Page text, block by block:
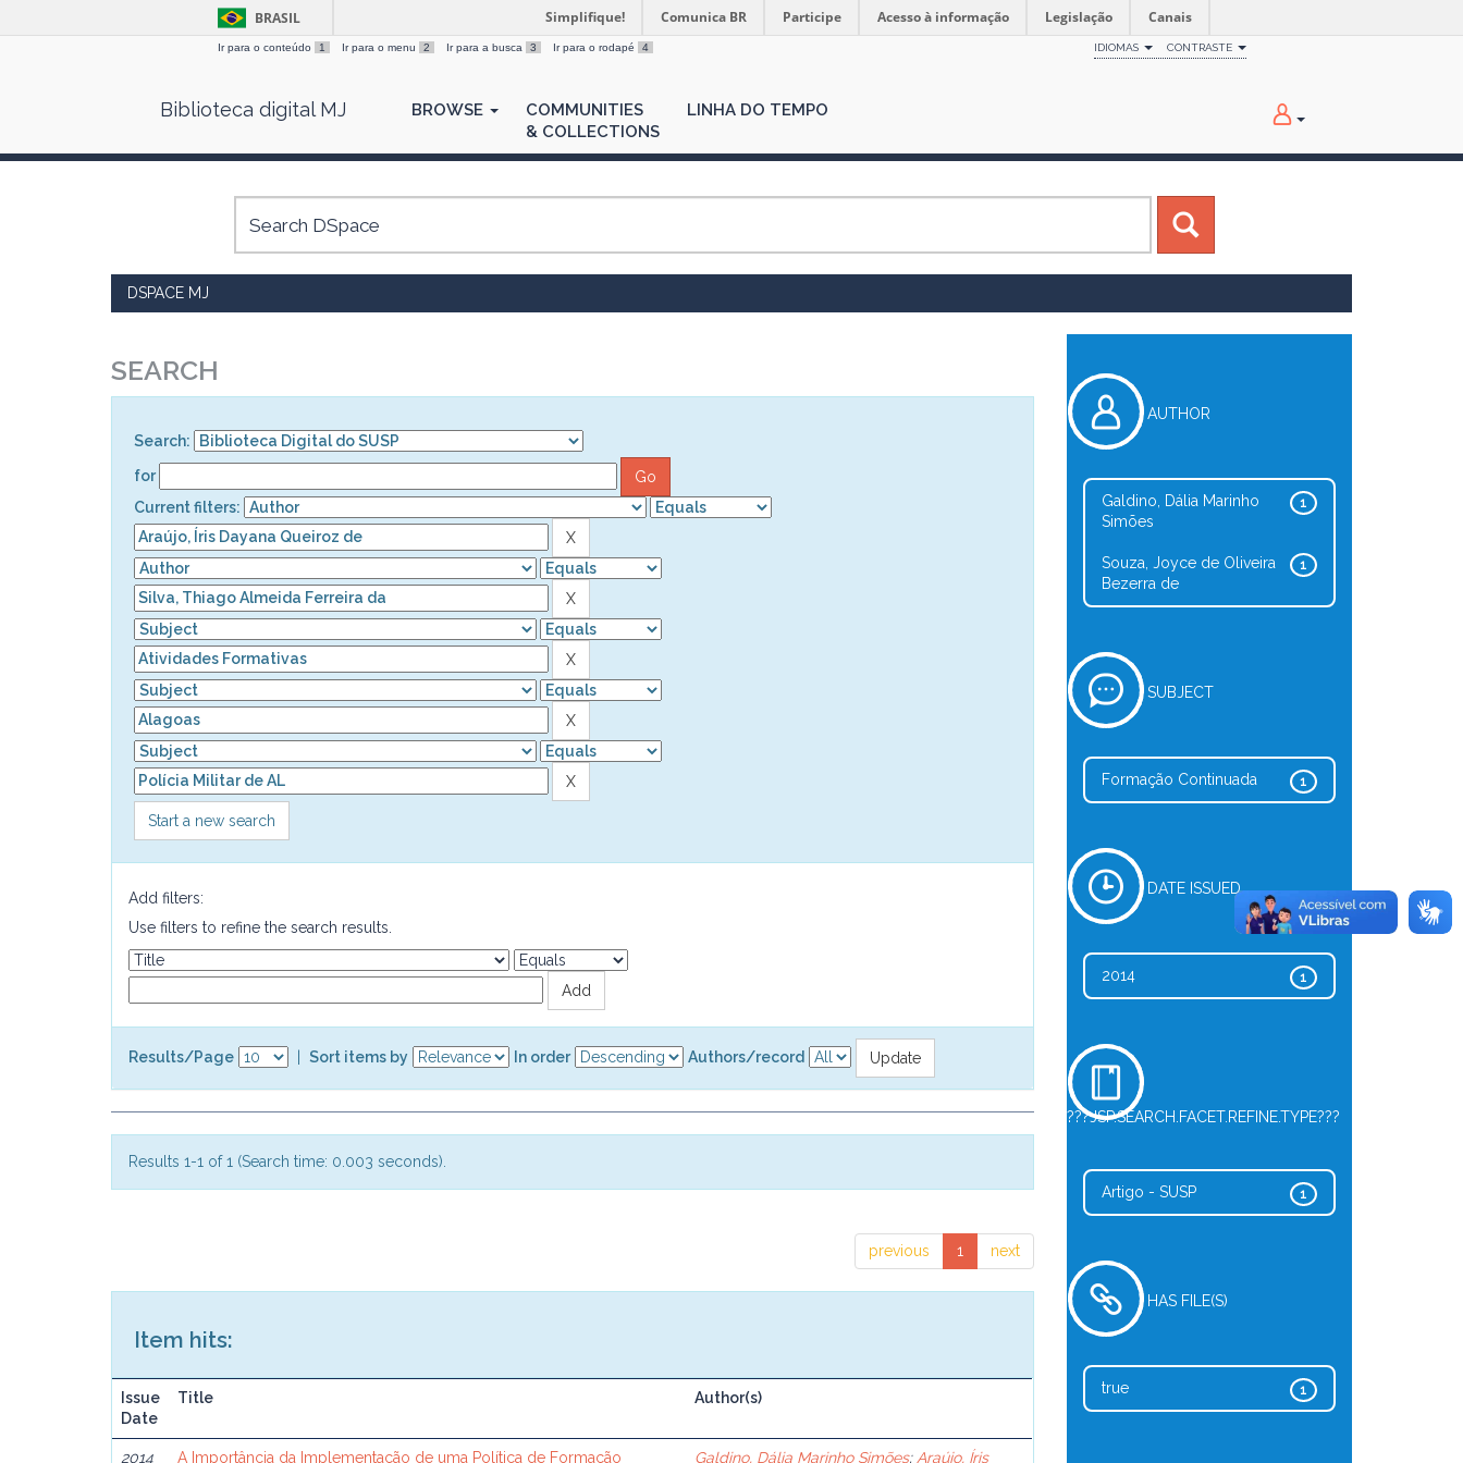
BRASIL Simplifique! Comunica BR Participe Acesso à informação Legislação Canais
Ir para o conteúdo 1 Ir para o menu 2 Ir para a busca 3 Ir para o rodapé 4 IDIOMAS CONTRASTE
Biblioteca digital MJ BROWSE
COMMUNITIES
& COLLECTIONS
LINHA DO TEMPO
DSPACE MJ
SEARCH
Search:
for
Current filters:
Start a new search
Add filters:
Use filters to refine the search results.
Results/Page Sort items by In order Authors/record
Results 1-1 of 1 (Search time: 0.003 seconds).
previous 1 next
Item hits:
Issue
Date
Title Author(s)
2014 A Importância da Implementação de uma Política de Formação Galdino, Dália Marinho Simões; Araújo, Íris
AUTHOR
1
Galdino, Dália Marinho
Simões
1
Souza, Joyce de Oliveira
Bezerra de
SUBJECT
1
Formação Continuada
DATE ISSUED
1
2014
???JSP.SEARCH.FACET.REFINE.TYPE???
1
Artigo - SUSP
HAS FILE(S)
1
true